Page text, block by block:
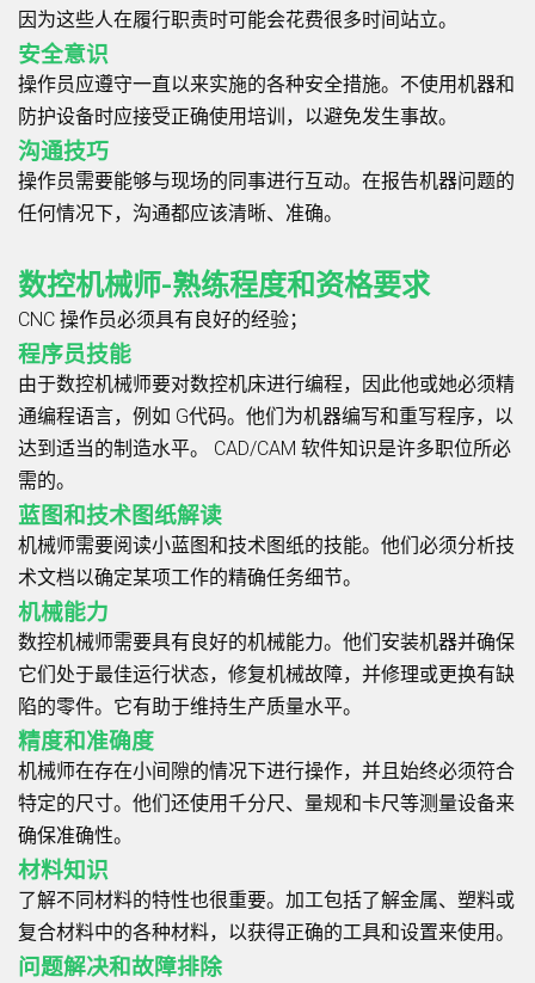
因为这些人在履行职责时可能会花费很多时间站立。
安全意识
操作员应遵守一直以来实施的各种安全措施。不使用机器和
防护设备时应接受正确使用培训，以避免发生事故。
沟通技巧
操作员需要能够与现场的同事进行互动。在报告机器问题的
任何情况下，沟通都应该清晰、准确。
数控机械师-熟练程度和资格要求
CNC 操作员必须具有良好的经验；
程序员技能
由于数控机械师要对数控机床进行编程，因此他或她必须精
通编程语言，例如 G代码。他们为机器编写和重写程序，以
达到适当的制造水平。 CAD/CAM 软件知识是许多职位所必
需的。
蓝图和技术图纸解读
机械师需要阅读小蓝图和技术图纸的技能。他们必须分析技
术文档以确定某项工作的精确任务细节。
机械能力
数控机械师需要具有良好的机械能力。他们安装机器并确保
它们处于最佳运行状态，修复机械故障，并修理或更换有缺
陷的零件。它有助于维持生产质量水平。
精度和准确度
机械师在存在小间隙的情况下进行操作，并且始终必须符合
特定的尺寸。他们还使用千分尺、量规和卡尺等测量设备来
确保准确性。
材料知识
了解不同材料的特性也很重要。加工包括了解金属、塑料或
复合材料中的各种材料，以获得正确的工具和设置来使用。
问题解决和故障排除